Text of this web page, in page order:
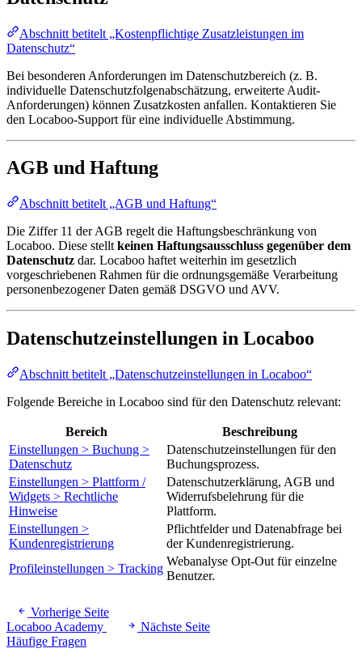
Abschnitt betitelt „Kostenpflichtige Zusatzleistungen im
Datenschutz“
Bei besonderen Anforderungen im Datenschutzbereich (z. B.
individuelle Datenschutzfolgenabschätzung, erweiterte Audit-
Anforderungen) können Zusatzkosten anfallen. Kontaktieren Sie
den Locaboo-Support für eine individuelle Abstimmung.
AGB und Haftung
Abschnitt betitelt „AGB und Haftung“
Die Ziffer 11 der AGB regelt die Haftungsbeschränkung von
Locaboo. Diese stellt keinen Haftungsausschluss gegenüber dem
Datenschutz dar. Locaboo haftet weiterhin im gesetzlich
vorgeschriebenen Rahmen für die ordnungsgemäße Verarbeitung
personenbezogener Daten gemäß DSGVO und AVV.
Datenschutzeinstellungen in Locaboo
Abschnitt betitelt „Datenschutzeinstellungen in Locaboo“
Folgende Bereiche in Locaboo sind für den Datenschutz relevant:
Bereich
Beschreibung
Einstellungen > Buchung >
Datenschutz
Datenschutzeinstellungen für den
Buchungsprozess.
Einstellungen > Plattform /
Widgets > Rechtliche
Hinweise
Datenschutzerklärung, AGB und
Widerrufsbelehrung für die
Plattform.
Einstellungen >
Kundenregistrierung
Pflichtfelder und Datenabfrage bei
der Kundenregistrierung.
Profileinstellungen > Tracking
Webanalyse Opt-Out für einzelne
Benutzer.
Vorherige Seite
Locaboo Academy
Nächste Seite
Häufige Fragen